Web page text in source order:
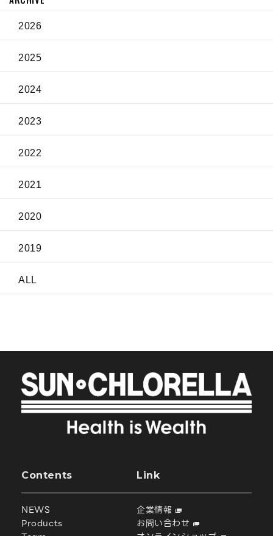
2026
2025
2024
2023
2022
2021
2020
2019
ALL
Contents
NEWS
Products
Link
企業情報
お問い合わせ